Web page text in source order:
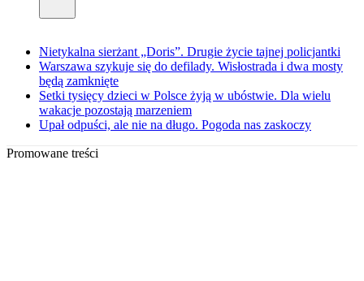
Nietykalna sierżant „Doris”. Drugie życie tajnej policjantki
Warszawa szykuje się do defilady. Wisłostrada i dwa mosty
będą zamknięte
Setki tysięcy dzieci w Polsce żyją w ubóstwie. Dla wielu
wakacje pozostają marzeniem
Upał odpuści, ale nie na długo. Pogoda nas zaskoczy
Promowane treści